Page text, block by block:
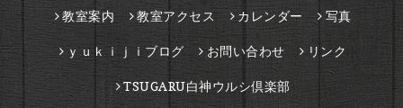
教室案内 教室アクセス カレンダー 写真
ｙｕｋｉｊｉブログ お問い合わせ リンク
TSUGARU白神ウルシ倶楽部